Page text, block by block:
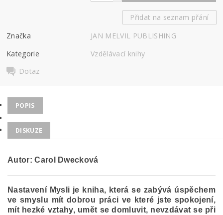
Přidat na seznam přání
Značka
JAN MELVIL PUBLISHING
Kategorie
Vzdělávací knihy
Dotaz
POPIS
DISKUZE
Autor: Carol Dwecková
Nastavení Mysli je kniha, která se zabývá úspěchem
ve smyslu mít dobrou práci ve které jste spokojení,
mít hezké vztahy, umět se domluvit, nevzdávat se při